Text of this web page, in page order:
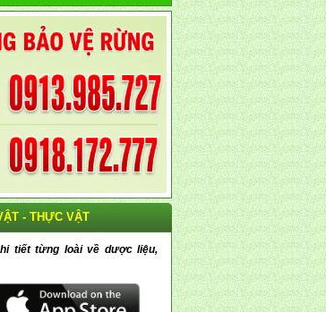
- THỰC VẬT
tiết từng loài về dược liệu,